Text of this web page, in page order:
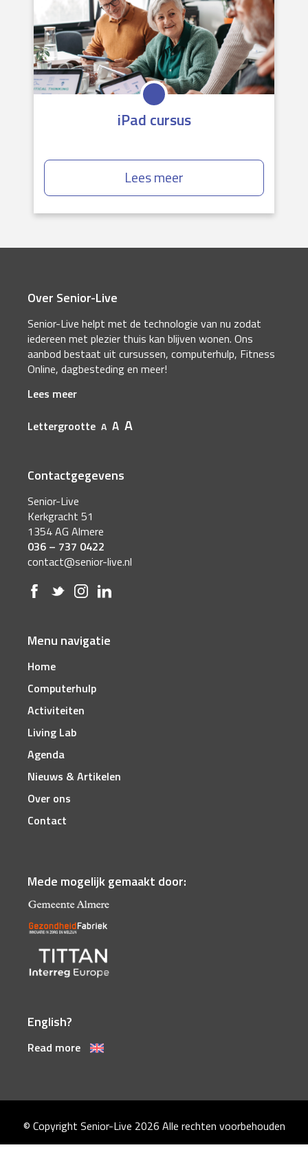
iPad cursus
Lees meer
Over Senior-Live
Senior-Live helpt met de technologie van nu zodat
iedereen met plezier thuis kan blijven wonen. Ons
aanbod bestaat uit cursussen, computerhulp, Fitness
Online, dagbesteding en meer!
Lees meer
Lettergrootte A A A
Contactgegevens
Senior-Live
Kerkgracht 51
1354 AG Almere
036 – 737 0422
contact@senior-live.nl
Menu navigatie
Home
Computerhulp
Activiteiten
Living Lab
Agenda
Nieuws & Artikelen
Over ons
Contact
Mede mogelijk gemaakt door:
English?
Read more
© Copyright Senior-Live 2026 Alle rechten voorbehouden